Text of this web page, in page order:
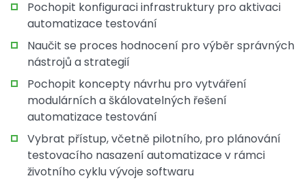
Pochopit konfiguraci infrastruktury pro aktivaci
automatizace testování
Naučit se proces hodnocení pro výběr správných
nástrojů a strategií
Pochopit koncepty návrhu pro vytváření
modulárních a škálovatelných řešení
automatizace testování
Vybrat přístup, včetně pilotního, pro plánování
testovacího nasazení automatizace v rámci
životního cyklu vývoje softwaru